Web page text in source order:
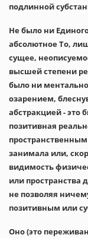
подлинной
Не было ни
абсолютное То,
сущее,
высшей степени
было ни
озарением,
абстракцией - это
позитивная
занимала или,
видимость
или пространства
не позволяя
позитивным или
Оно (это